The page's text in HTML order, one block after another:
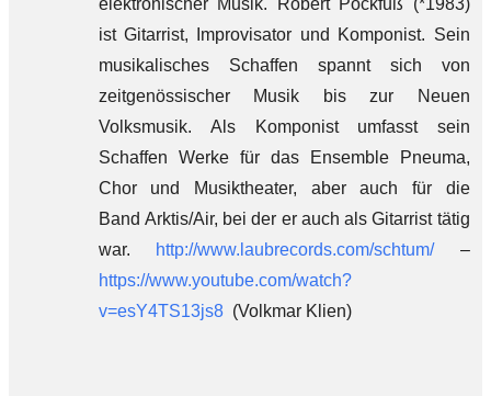
elektronischer Musik. Robert Pockfuß (*1983)
ist Gitarrist, Improvisator und Komponist. Sein
musikalisches Schaffen spannt sich von
zeitgenössischer Musik bis zur Neuen
Volksmusik. Als Komponist umfasst sein
Schaffen Werke für das Ensemble Pneuma,
Chor und Musiktheater, aber auch für die
Band Arktis/Air, bei der er auch als Gitarrist tätig
war.
http://www.laubrecords.com/schtum/–
https://www.youtube.com/watch?
v=esY4TS13js8(Volkmar Klien)